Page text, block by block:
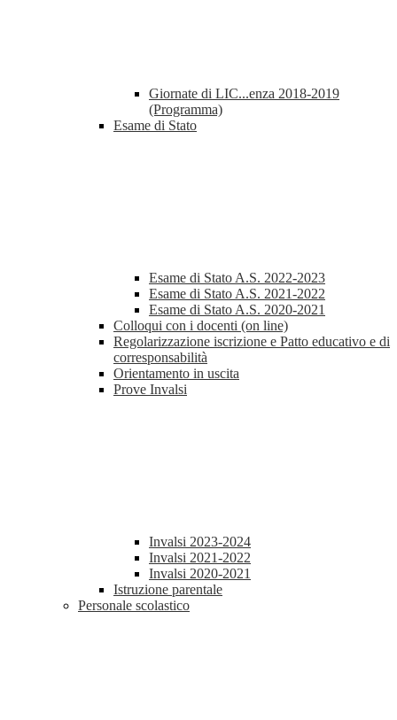
Giornate di LIC...enza 2018-2019
(Programma)
Esame di Stato
Esame di Stato A.S. 2022-2023
Esame di Stato A.S. 2021-2022
Esame di Stato A.S. 2020-2021
Colloqui con i docenti (on line)
Regolarizzazione iscrizione e Patto educativo e di
corresponsabilità
Orientamento in uscita
Prove Invalsi
Invalsi 2023-2024
Invalsi 2021-2022
Invalsi 2020-2021
Istruzione parentale
Personale scolastico